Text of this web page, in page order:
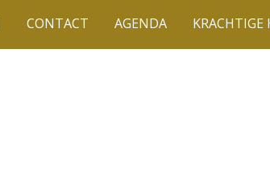
CONTACT AGENDA KRACHTIGE